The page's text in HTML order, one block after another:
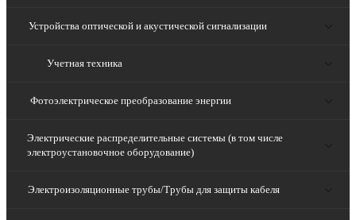
Устройства оптической и акустической сигнализации
Учетная техника
Фотоэлектрическое преобразование энергии
Электрические распределительные системы (в том числе
электроустановочное оборудование)
Электроизоляционные трубы/Трубы для защиты кабеля